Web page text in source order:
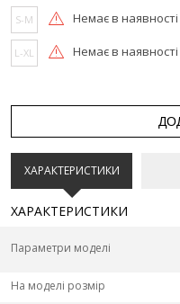
S-M Немає в наявності
L-XL Немає в наявності
ХАРАКТЕРИСТИКИ
ХАРАКТЕРИСТИКИ
Параметри моделі
На моделі розмір